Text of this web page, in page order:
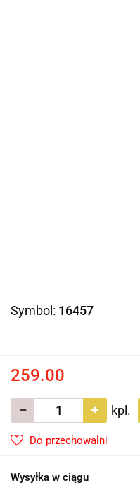
Symbol: 16457
259.00
kpl.
Do przechowalni
Wysyłka w ciągu